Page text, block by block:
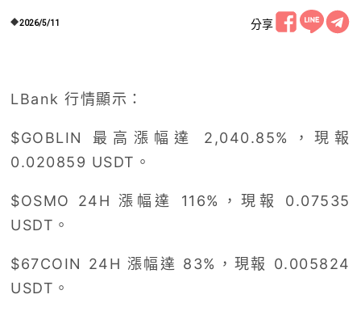
2026/5/11 分享
LBank 行情顯示：
$GOBLIN 最高漲幅達 2,040.85%，現報
0.020859 USDT。
$OSMO 24H 漲幅達 116%，現報 0.07535
USDT。
$67COIN 24H 漲幅達 83%，現報 0.005824
USDT。